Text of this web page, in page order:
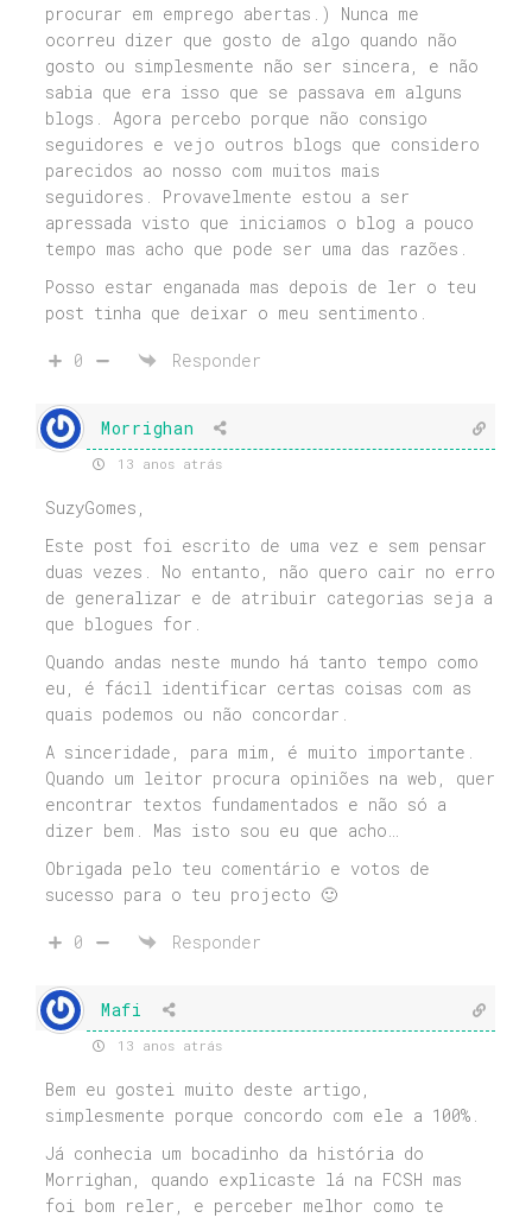
procurar em emprego abertas.) Nunca me
ocorreu dizer que gosto de algo quando não
gosto ou simplesmente não ser sincera, e não
sabia que era isso que se passava em alguns
blogs. Agora percebo porque não consigo
seguidores e vejo outros blogs que considero
parecidos ao nosso com muitos mais
seguidores. Provavelmente estou a ser
apressada visto que iniciamos o blog a pouco
tempo mas acho que pode ser uma das razões.
Posso estar enganada mas depois de ler o teu
post tinha que deixar o meu sentimento.
0 Responder
Morrighan
13 anos atrás
SuzyGomes,
Este post foi escrito de uma vez e sem pensar
duas vezes. No entanto, não quero cair no erro
de generalizar e de atribuir categorias seja a
que blogues for.
Quando andas neste mundo há tanto tempo como
eu, é fácil identificar certas coisas com as
quais podemos ou não concordar.
A sinceridade, para mim, é muito importante.
Quando um leitor procura opiniões na web, quer
encontrar textos fundamentados e não só a
dizer bem. Mas isto sou eu que acho…
Obrigada pelo teu comentário e votos de
sucesso para o teu projecto 🙂
0 Responder
Mafi
13 anos atrás
Bem eu gostei muito deste artigo,
simplesmente porque concordo com ele a 100%.
Já conhecia um bocadinho da história do
Morrighan, quando explicaste lá na FCSH mas
foi bom reler, e perceber melhor como te